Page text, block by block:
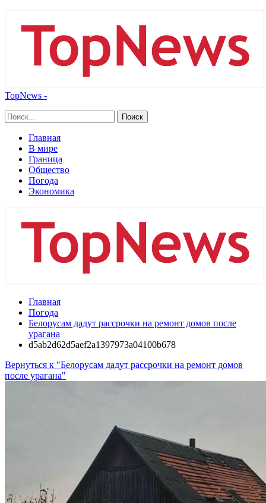
TopNews -
Главная
В мире
Граница
Общество
Погода
Экономика
Главная
Погода
Белорусам дадут рассрочки на ремонт домов после
урагана
d5ab2d62d5aef2a1397973a04100b678
Вернуться к "Белорусам дадут рассрочки на ремонт домов
после урагана"